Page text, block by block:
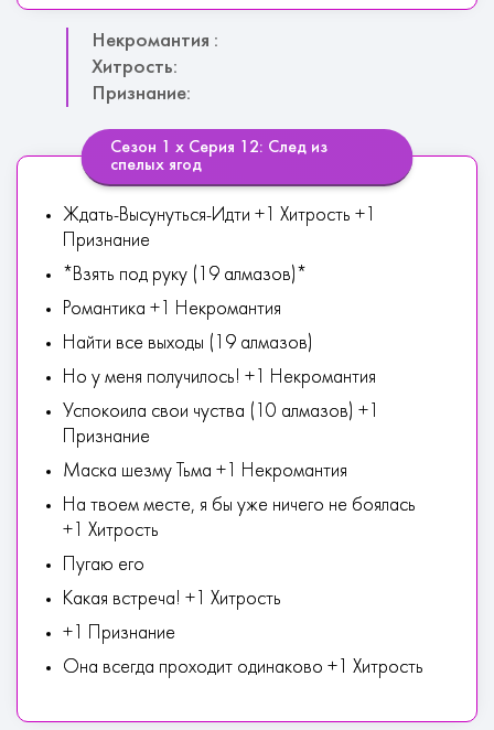
Некромантия :
Хитрость:
Признание:
Сезон 1 х Серия 12: След из
спелых ягод
Ждать-Высунуться-Идти +1 Хитрость +1
Признание
*Взять под руку (19 алмазов)*
Романтика +1 Некромантия
Найти все выходы (19 алмазов)
Но у меня получилось! +1 Некромантия
Успокоила свои чуства (10 алмазов) +1
Признание
Маска шезму Тьма +1 Некромантия
На твоем месте, я бы уже ничего не боялась
+1 Хитрость
Пугаю его
Какая встреча! +1 Хитрость
+1 Признание
Она всегда проходит одинаково +1 Хитрость